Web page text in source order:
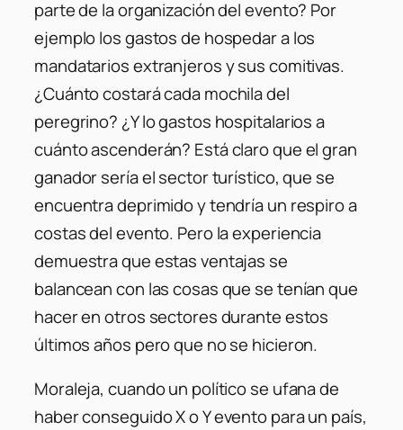
parte de la organización del evento? Por
ejemplo los gastos de hospedar a los
mandatarios extranjeros y sus comitivas.
¿Cuánto costará cada mochila del
peregrino? ¿Y lo gastos hospitalarios a
cuánto ascenderán? Está claro que el gran
ganador sería el sector turístico, que se
encuentra deprimido y tendría un respiro a
costas del evento. Pero la experiencia
demuestra que estas ventajas se
balancean con las cosas que se tenían que
hacer en otros sectores durante estos
últimos años pero que no se hicieron.
Moraleja, cuando un político se ufana de
haber conseguido X o Y evento para un país,